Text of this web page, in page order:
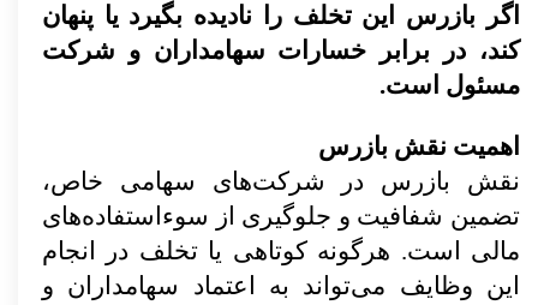
اگر بازرس این تخلف را نادیده بگیرد یا پنهان
کند، در برابر خسارات سهامداران و شرکت
مسئول است.
اهمیت نقش بازرس
نقش بازرس در شرکت‌های سهامی خاص،
تضمین شفافیت و جلوگیری از سوءاستفاده‌های
مالی است. هرگونه کوتاهی یا تخلف در انجام
این وظایف می‌تواند به اعتماد سهامداران و